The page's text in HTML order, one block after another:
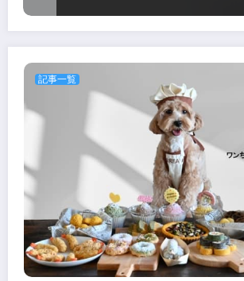
記事一覧